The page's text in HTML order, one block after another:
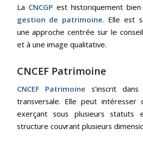
La CNCGP est historiquement
gestion de patrimoine. Elle est
une approche centrée sur le
et à une image qualitative.
CNCEF Patrimoine
CNCEF Patrimoine s’inscrit
transversale. Elle peut intéresser
exerçant sous plusieurs statuts
structure couvrant plusieurs